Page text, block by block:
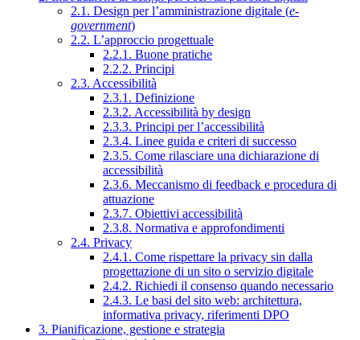
2.1. Design per l’amministrazione digitale (e-
government)
2.2. L’approccio progettuale
2.2.1. Buone pratiche
2.2.2. Principi
2.3. Accessibilità
2.3.1. Definizione
2.3.2. Accessibilità by design
2.3.3. Principi per l’accessibilità
2.3.4. Linee guida e criteri di successo
2.3.5. Come rilasciare una dichiarazione di
accessibilità
2.3.6. Meccanismo di feedback e procedura di
attuazione
2.3.7. Obiettivi accessibilità
2.3.8. Normativa e approfondimenti
2.4. Privacy
2.4.1. Come rispettare la privacy sin dalla
progettazione di un sito o servizio digitale
2.4.2. Richiedi il consenso quando necessario
2.4.3. Le basi del sito web: architettura,
informativa privacy, riferimenti DPO
3. Pianificazione, gestione e strategia